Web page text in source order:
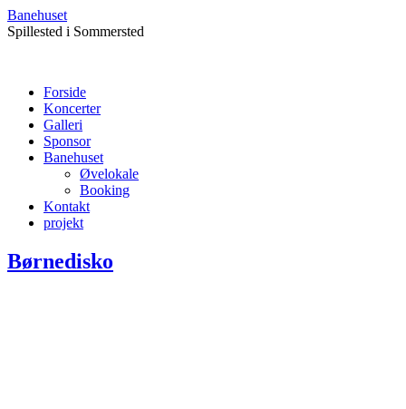
Banehuset
Spillested i Sommersted
Forside
Koncerter
Galleri
Sponsor
Banehuset
Øvelokale
Booking
Kontakt
projekt
Børnedisko